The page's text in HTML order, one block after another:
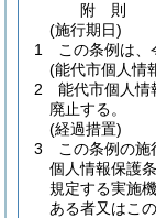
附 則
(施行期日)
1
この条例は、
(能代市個人情
2
能代市個人情
廃止する。
(経過措置)
3
この条例の施
個人情報保護
規定する実施
ある者又はこ